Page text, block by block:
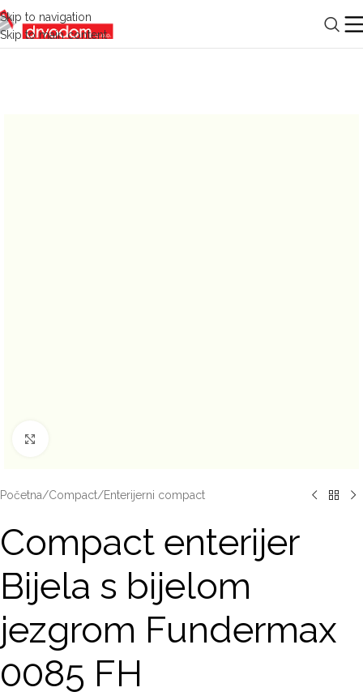
Skip to navigation
Skip to main content
Početna/Compact/Enterijerni compact
Compact enterijer
Bijela s bijelom
jezgrom Fundermax
0085 FH